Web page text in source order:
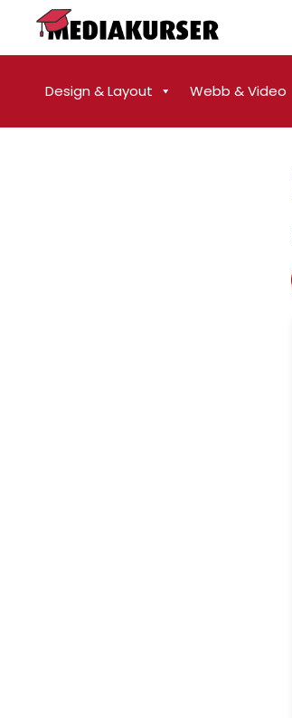
Design & Layout Webb & Video